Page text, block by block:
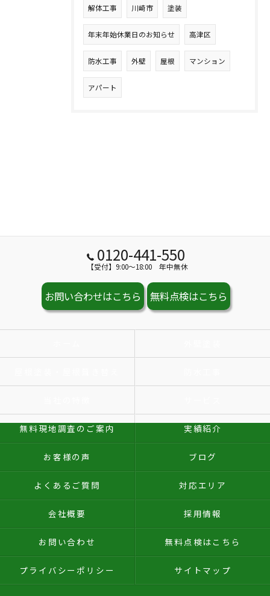
解体工事 川崎市 塗装
年末年始休業日のお知らせ 高津区
防水工事 外壁 屋根 マンション
アパート
0120-441-550
【受付】9:00～18:00 年中無休
お問い合わせはこちら 無料点検はこちら
無料現地調査のご案内 実績紹介
お客様の声 ブログ
よくあるご質問 対応エリア
会社概要 採用情報
お問い合わせ 無料点検はこちら
プライバシーポリシー サイトマップ